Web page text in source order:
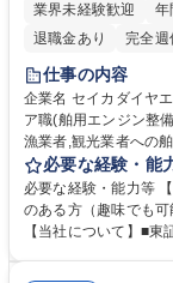
業界未経験歓迎
年
退職金あり
完全週
仕事の内容
企業名 セイカダイヤエンジン株式会社 求
ア職(舶用エンジン整備)◎年休
漁業者,観光業者への
ス業務をお任せしま
ろ】 ■お客様である船主へ訪問・訪船して得た情報を基に客先のニーズを
調査し,エンジンの保
船主のニーズ調査/報
必要な経験・能
必要な経験・能力等
のある方（趣味でも
【当社について】■